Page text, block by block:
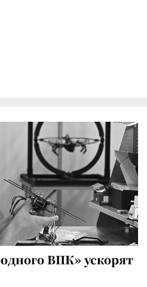
ВПК» ускорят